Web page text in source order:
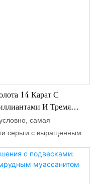
14 Карат С
И Тремя
самая
серьги с выращенными
подчеркивает